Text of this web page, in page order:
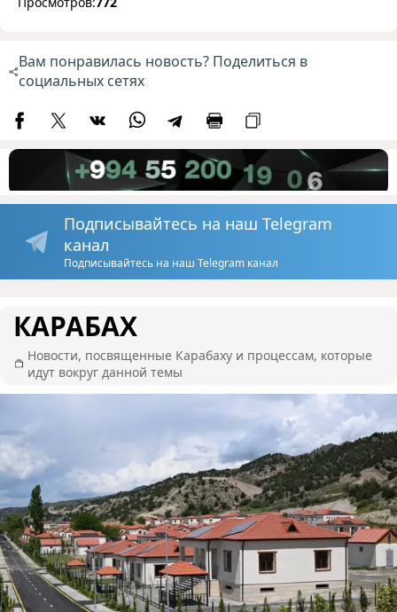
Вам понравилась новость? Поделиться в
социальных сетях
Подписывайтесь на наш Telegram
канал
Подписывайтесь на наш Telegram канал
КАРАБАХ
Новости, посвященные Карабаху и процессам, которые
идут вокруг данной темы